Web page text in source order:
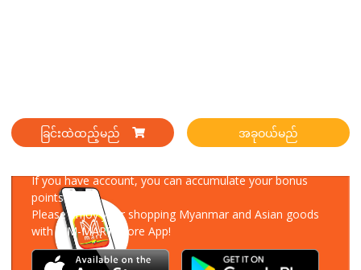
ခြင်းထဲထည့်မည် အခုဝယ်မည်
If you have account, you can accumulate your bonus
points!
Please enjoy your shopping Myanmar and Asian goods
with MM-MART Store App!